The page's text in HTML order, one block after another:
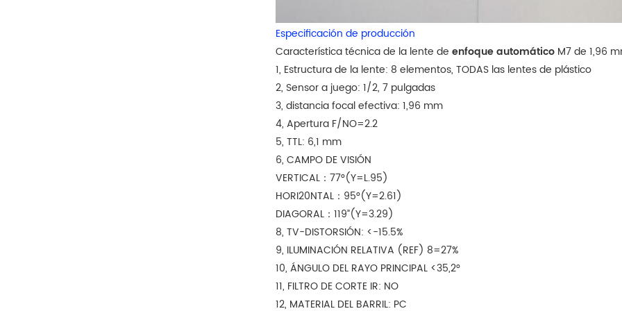
Especificación de producción
Característica técnica de la lente deenfoque automático M7 de 1,96
1, Estructura de la lente: 8 elementos, TODAS las lentes de plástico
2, Sensor a juego: 1/2, 7 pulgadas
3, distancia focal efectiva: 1,96 mm
4, Apertura F/NO=2.2
5, TTL: 6,1 mm
6, CAMPO DE VISIÓN
VERTICAL：77°(Y=L.95)
HORI20NTAL：95°(Y=2.61)
DIAGORAL：119”(Y=3.29)
8, TV-DISTORSIÓN: <-15.5%
9, ILUMINACIÓN RELATIVA (REF) 8=27%
10, ÁNGULO DEL RAYO PRINCIPAL <35,2°
11, FILTRO DE CORTE IR: NO
12, MATERIAL DEL BARRIL: PC